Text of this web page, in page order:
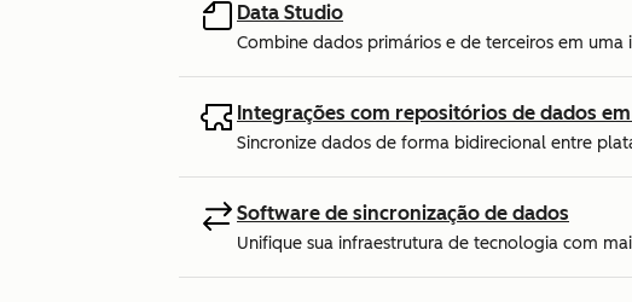
Data Studio
Combine dados primários e de terceiros em uma
Integrações com repositórios de dados
Sincronize dados de forma bidirecional entre
Software de sincronização de dados
Unifique sua infraestrutura de tecnologia com